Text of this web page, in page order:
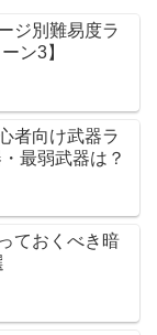
ジ別難易度ラ
ン3】
者向け武器ラ
最弱武器は？
ておくべき暗